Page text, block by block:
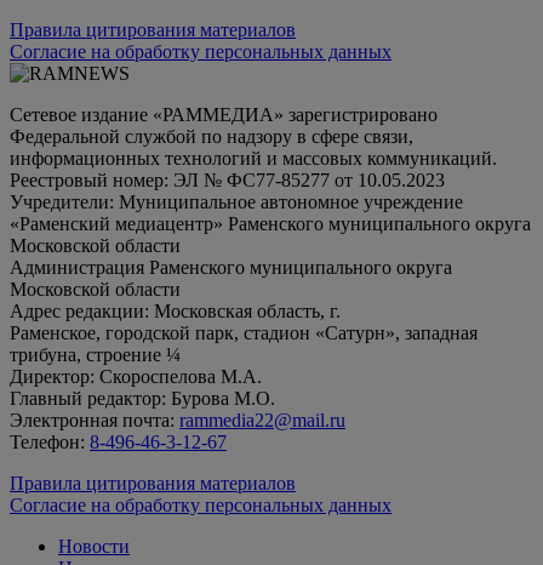
Правила цитирования материалов
Согласие на обработку персональных данных
Сетевое издание «РАММЕДИА» зарегистрировано
Федеральной службой по надзору в сфере связи,
информационных технологий и массовых коммуникаций.
Реестровый номер: ЭЛ № ФС77-85277 от 10.05.2023
Учредители: Муниципальное автономное учреждение
«Раменский медиацентр» Раменского муниципального округа
Московской области
Администрация Раменского муниципального округа
Московской области
Адрес редакции: Московская область, г.
Раменское, городской парк, стадион «Сатурн», западная
трибуна, строение ¼
Директор: Скороспелова М.А.
Главный редактор: Бурова М.О.
Электронная почта: rammedia22@mail.ru
Телефон: 8-496-46-3-12-67
Правила цитирования материалов
Согласие на обработку персональных данных
Новости